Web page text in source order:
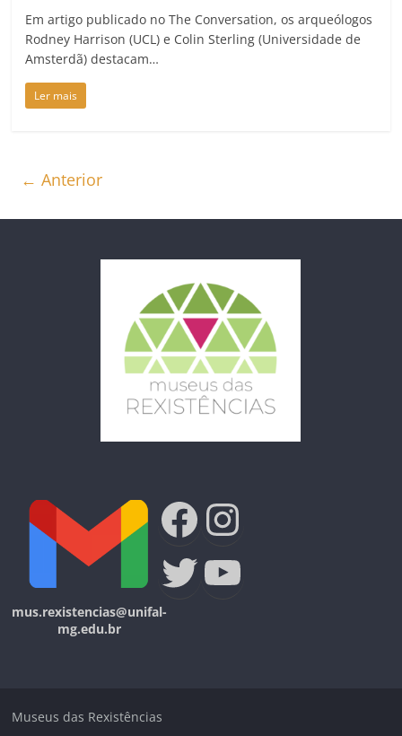
Em artigo publicado no The Conversation, os arqueólogos
Rodney Harrison (UCL) e Colin Sterling (Universidade de
Amsterdã) destacam…
Ler mais
← Anterior
mus.rexistencias@unifal-
mg.edu.br
Facebook
Instagram
Twitter
Youtube
Museus das Rexistências